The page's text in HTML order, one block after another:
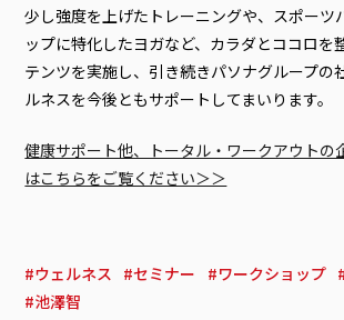
少し強度を上げたトレーニングや、スポーツ
ップに特化したヨガなど、カラダとココロを
テンツを実施し、引き続きパソナグループの
ルネスを今後ともサポートしてまいります。
健康サポート他、トータル・ワークアウトの
はこちらをご覧ください＞＞
ウェルネス セミナー ワークショップ
池澤智